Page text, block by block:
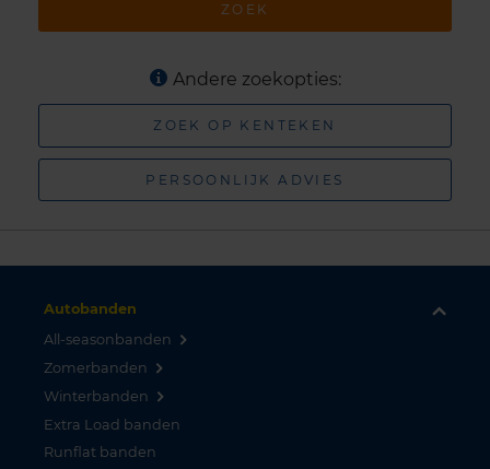
ZOEK
Andere zoekopties:
ZOEK OP KENTEKEN
PERSOONLIJK ADVIES
Autobanden
All-seasonbanden
Zomerbanden
Winterbanden
Extra Load banden
Runflat banden